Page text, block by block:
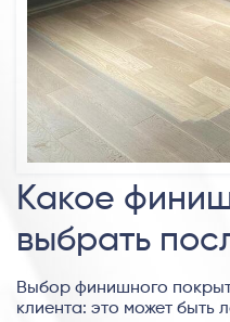
Какое
выбрать
Выбор финишного
клиента: это может быть